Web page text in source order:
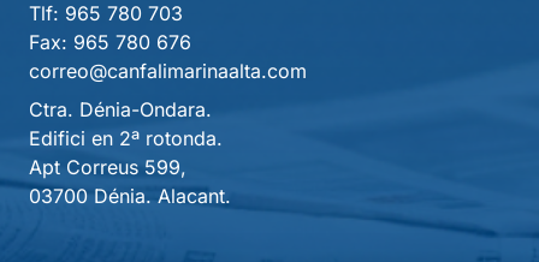
Tlf: 965 780 703
Fax: 965 780 676
correo@canfalimarinaalta.com
Ctra. Dénia-Ondara.
Edifici en 2ª rotonda.
Apt Correus 599,
03700 Dénia. Alacant.